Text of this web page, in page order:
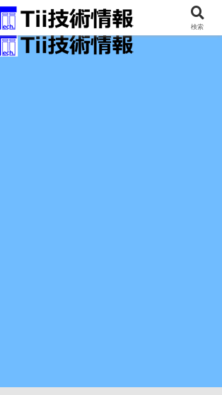
最新の科学技術の情報インフラ。
検索